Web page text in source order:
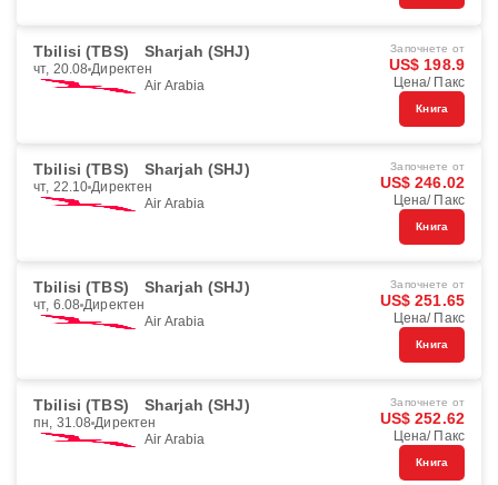
Tbilisi (TBS) Sharjah (SHJ)
чт, 20.08 Директен
Air Arabia
Започнете от
US$ 198.9
Цена/ Пакс
Книга
Tbilisi (TBS) Sharjah (SHJ)
чт, 22.10 Директен
Air Arabia
Започнете от
US$ 246.02
Цена/ Пакс
Книга
Tbilisi (TBS) Sharjah (SHJ)
чт, 6.08 Директен
Air Arabia
Започнете от
US$ 251.65
Цена/ Пакс
Книга
Tbilisi (TBS) Sharjah (SHJ)
пн, 31.08 Директен
Air Arabia
Започнете от
US$ 252.62
Цена/ Пакс
Книга